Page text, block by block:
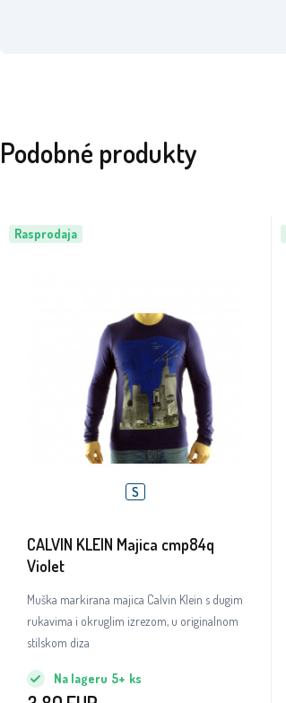
Podobné produkty
Rasprodaja
S
CALVIN KLEIN Majica cmp84q
Violet
Muška markirana majica Calvin Klein s dugim
rukavima i okruglim izrezom, u originalnom
stilskom diza
Na lageru 5+ ks